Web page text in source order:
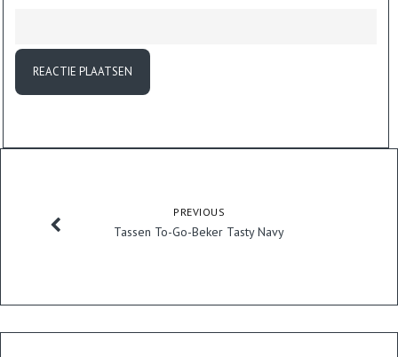
PREVIOUS
Tassen To-Go-Beker Tasty Navy